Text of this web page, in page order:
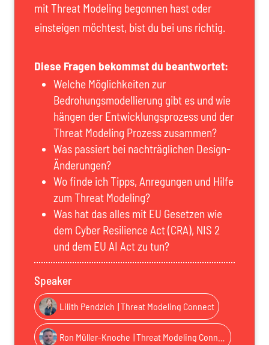
mit Threat Modeling begonnen hast oder
einsteigen möchtest, bist du bei uns richtig.
Diese Fragen bekommst du beantwortet:
Welche Möglichkeiten zur
Bedrohungsmodellierung gibt es und wie
hängen der Entwicklungsprozess und der
Threat Modeling Prozess zusammen?
Was passiert bei nachträglichen Design-
Änderungen?
Wo finde ich Tipps, Anregungen und Hilfe
zum Threat Modeling?
Was hat das alles mit EU Gesetzen wie
dem Cyber Resilience Act (CRA), NIS 2
und dem EU AI Act zu tun?
Speaker
Lilith Pendzich | Threat Modeling Connect
Ron Müller-Knoche | Threat Modeling Connect